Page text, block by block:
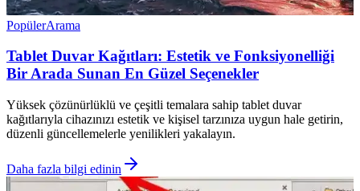
PopülerArama
Tablet Duvar Kağıtları: Estetik ve Fonksiyonelliği
Bir Arada Sunan En Güzel Seçenekler
Yüksek çözünürlüklü ve çeşitli temalara sahip tablet duvar
kağıtlarıyla cihazınızı estetik ve kişisel tarzınıza uygun hale getirin,
düzenli güncellemelerle yenilikleri yakalayın.
Daha fazla bilgi edinin